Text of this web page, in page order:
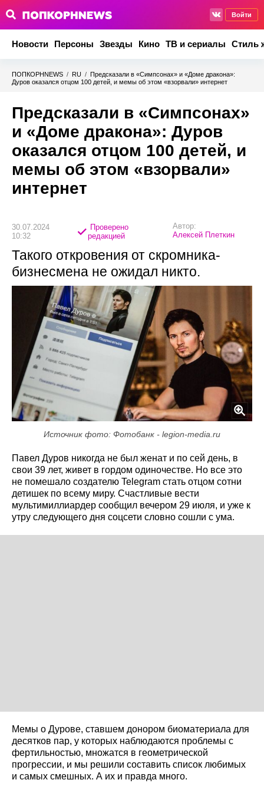
Войти
Новости Персоны Звезды Кино ТВ и сериалы Стиль
ПОПКОРНNEWS / RU / Предсказали в «Симпсонах» и «Доме дракона»:
Дуров оказался отцом 100 детей, и мемы об этом «взорвали» интернет
Предсказали в «Симпсонах»
и «Доме дракона»: Дуров
оказался отцом 100 детей, и
мемы об этом «взорвали»
интернет
30.07.2024
10:32
Проверено
редакцией
Автор:
Алексей Плеткин
Такого откровения от скромника-
бизнесмена не ожидал никто.
Источник фото: Фотобанк - legion-media.ru
Павел Дуров никогда не был женат и по сей день, в
свои 39 лет, живет в гордом одиночестве. Но все это
не помешало создателю Telegram стать отцом сотни
детишек по всему миру. Счастливые вести
мультимиллиардер сообщил вечером 29 июля, и уже к
утру следующего дня соцсети словно сошли с ума.
Мемы о Дурове, ставшем донором биоматериала для
десятков пар, у которых наблюдаются проблемы с
фертильностью, множатся в геометрической
прогрессии, и мы решили составить список любимых
и самых смешных. А их и правда много.